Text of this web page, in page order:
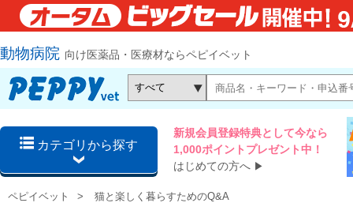
動物病院 向け医薬品・医療材ならペピイベット
カテゴリから探す
新規会員登録特典として今なら
1,000ポイントプレゼント中！
はじめての方へ ▶
ペピイベット 猫と楽しく暮らすためのQ&A